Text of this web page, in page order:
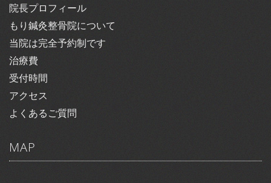
院長プロフィール
もり鍼灸整骨院について
当院は完全予約制です
治療費
受付時間
アクセス
よくあるご質問
MAP